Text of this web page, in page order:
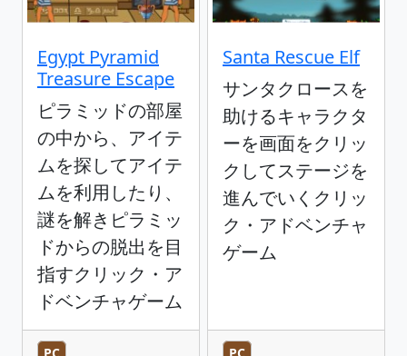
Egypt Pyramid
Treasure Escape
ピラミッドの部屋
の中から、アイテ
ムを探してアイテ
ムを利用したり、
謎を解きピラミッ
ドからの脱出を目
指すクリック・ア
ドベンチャゲーム
Santa Rescue Elf
サンタクロースを
助けるキャラクタ
ーを画面をクリッ
クしてステージを
進んでいくクリッ
ク・アドベンチャ
ゲーム